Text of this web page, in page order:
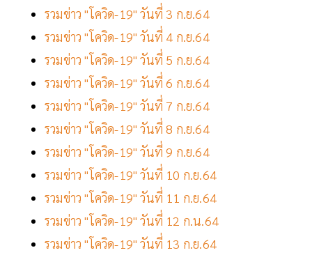
รวมข่าว "โควิด-19" วันที่ 3 ก.ย.64
รวมข่าว "โควิด-19" วันที่ 4 ก.ย.64
รวมข่าว "โควิด-19" วันที่ 5 ก.ย.64
รวมข่าว "โควิด-19" วันที่ 6 ก.ย.64
รวมข่าว "โควิด-19" วันที่ 7 ก.ย.64
รวมข่าว "โควิด-19" วันที่ 8 ก.ย.64
รวมข่าว "โควิด-19" วันที่ 9 ก.ย.64
รวมข่าว "โควิด-19" วันที่ 10 ก.ย.64
รวมข่าว "โควิด-19" วันที่ 11 ก.ย.64
รวมข่าว "โควิด-19" วันที่ 12 ก.น.64
รวมข่าว "โควิด-19" วันที่ 13 ก.ย.64